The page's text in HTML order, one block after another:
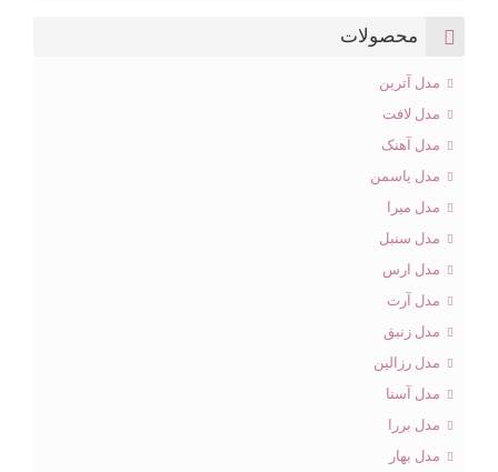
محصولات
مدل آترین
مدل لافت
مدل آهنک
مدل یاسمن
مدل میرا
مدل سنبل
مدل ارس
مدل آرت
مدل زنبق
مدل رزالین
مدل آسنا
مدل بررا
مدل بهار